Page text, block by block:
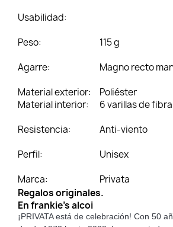
Usabilidad:
Peso:
115 g
Agarre:
Magno recto
Material exterior:
Poliéster
Material interior:
6 varillas de
Resistencia:
Anti-viento
Perfil:
Unisex
Marca:
Privata
Regalos originales.
En frankie's alcoi
¡PRIVATA está de celebración! Con 50